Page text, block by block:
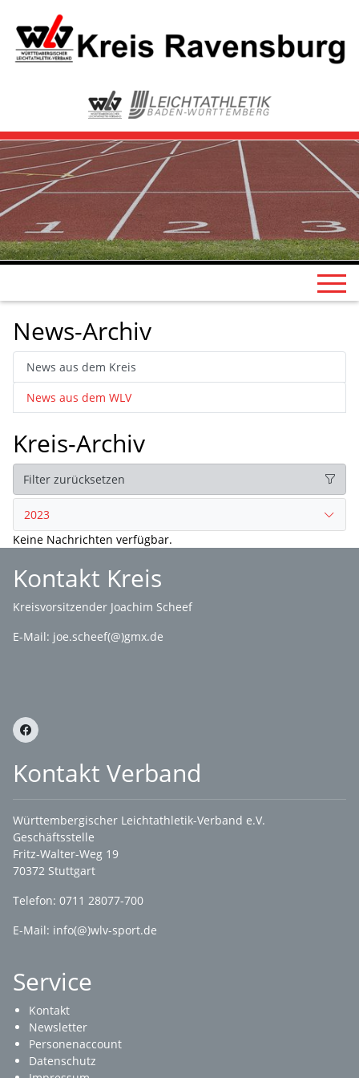
News-Archiv
News aus dem Kreis
News aus dem WLV
Kreis-Archiv
Filter zurücksetzen
2023
Keine Nachrichten verfügbar.
Kontakt Kreis
Kreisvorsitzender Joachim Scheef
E-Mail: joe.scheef(@)gmx.de
Kontakt Verband
Württembergischer Leichtathletik-Verband e.V.
Geschäftsstelle
Fritz-Walter-Weg 19
70372 Stuttgart
Telefon: 0711 28077-700
E-Mail: info(@)wlv-sport.de
Service
Kontakt
Newsletter
Personenaccount
Datenschutz